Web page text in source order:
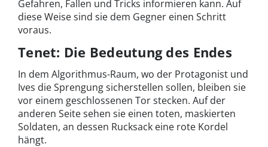
Gefahren, Fallen und Tricks informieren kann. Auf
diese Weise sind sie dem Gegner einen Schritt
voraus.
Tenet: Die Bedeutung des Endes
In dem Algorithmus-Raum, wo der Protagonist und
Ives die Sprengung sicherstellen sollen, bleiben sie
vor einem geschlossenen Tor stecken. Auf der
anderen Seite sehen sie einen toten, maskierten
Soldaten, an dessen Rucksack eine rote Kordel
hängt.